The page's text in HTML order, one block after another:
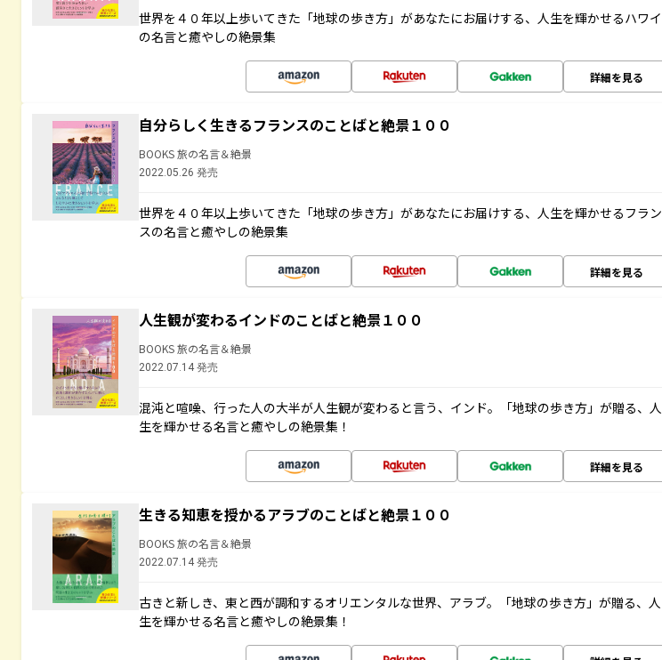
世界を４０年以上歩いてきた「地球の歩き方」があなたにお届けする、人生を輝かせるハワイ
の名言と癒やしの絶景集
詳細を見る
自分らしく生きるフランスのことばと絶景１００
BOOKS 旅の名言＆絶景
2022.05.26 発売
世界を４０年以上歩いてきた「地球の歩き方」があなたにお届けする、人生を輝かせるフラン
スの名言と癒やしの絶景集
詳細を見る
人生観が変わるインドのことばと絶景１００
BOOKS 旅の名言＆絶景
2022.07.14 発売
混沌と喧噪、行った人の大半が人生観が変わると言う、インド。「地球の歩き方」が贈る、人
生を輝かせる名言と癒やしの絶景集！
詳細を見る
生きる知恵を授かるアラブのことばと絶景１００
BOOKS 旅の名言＆絶景
2022.07.14 発売
古きと新しき、東と西が調和するオリエンタルな世界、アラブ。「地球の歩き方」が贈る、人
生を輝かせる名言と癒やしの絶景集！